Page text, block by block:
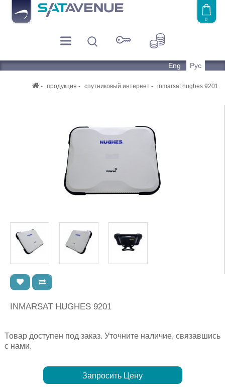
0
Eng Рус
продукция спутниковый интернет inmarsat hughes 9201
INMARSAT HUGHES 9201
Товар доступен под заказ. Уточните наличие, связавшись
с нами.
Запросить Цену